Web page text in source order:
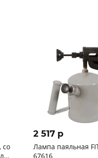
со
2 517 p
Лампа паяльная
67616